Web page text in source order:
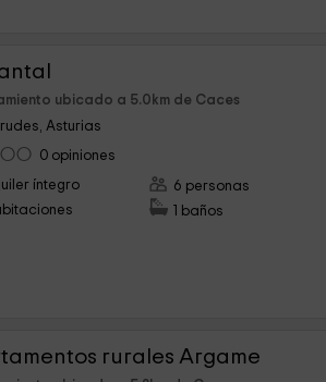
ubicado a 5.0km de Caces
Asturias
0 opiniones
íntegro
6 personas
1 baños
rurales Argame